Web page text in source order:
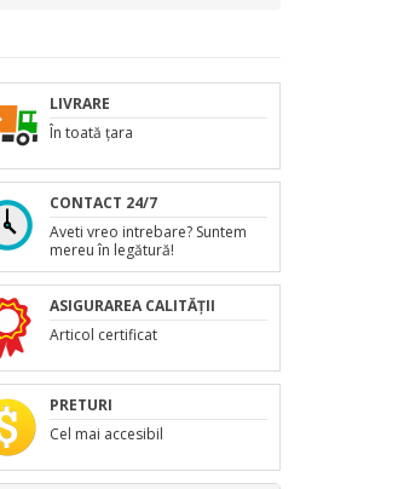
LIVRARE
În toată țara
CONTACT 24/7
Aveti vreo intrebare? Suntem
mereu în legătură!
ASIGURAREA CALITĂȚII
Articol certificat
PRETURI
Cel mai accesibil